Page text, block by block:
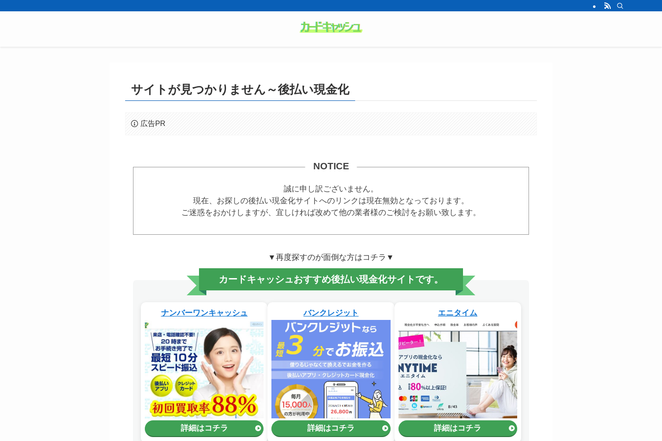
サイトが見つかりません～後払い現金化
広告PR
NOTICE
誠に申し訳ございません。
現在、お探しの後払い現金化サイトへのリンクは現在無効となっております。
ご迷惑をおかけしますが、宜しければ改めて他の業者様のご検討をお願い致します。
▼再度探すのが面倒な方はコチラ▼
カードキャッシュおすすめ後払い現金化サイトです。
ナンバーワンキャッシュ
詳細はコチラ
バンクレジット
詳細はコチラ
エニタイム
詳細はコチラ